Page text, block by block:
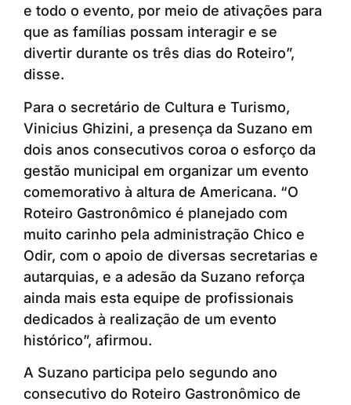
e todo o evento, por meio de ativações para
que as famílias possam interagir e se
divertir durante os três dias do Roteiro”,
disse.
Para o secretário de Cultura e Turismo,
Vinicius Ghizini, a presença da Suzano em
dois anos consecutivos coroa o esforço da
gestão municipal em organizar um evento
comemorativo à altura de Americana. “O
Roteiro Gastronômico é planejado com
muito carinho pela administração Chico e
Odir, com o apoio de diversas secretarias e
autarquias, e a adesão da Suzano reforça
ainda mais esta equipe de profissionais
dedicados à realização de um evento
histórico”, afirmou.
A Suzano participa pelo segundo ano
consecutivo do Roteiro Gastronômico de